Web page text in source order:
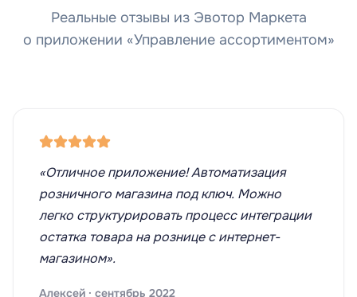
Реальные отзывы из Эвотор Маркета
о приложении «Управление ассортиментом»
«Отличное приложение! Автоматизация
розничного магазина под ключ. Можно
легко структурировать процесс интеграции
остатка товара на рознице с интернет-
магазином».
Алексей · сентябрь 2022